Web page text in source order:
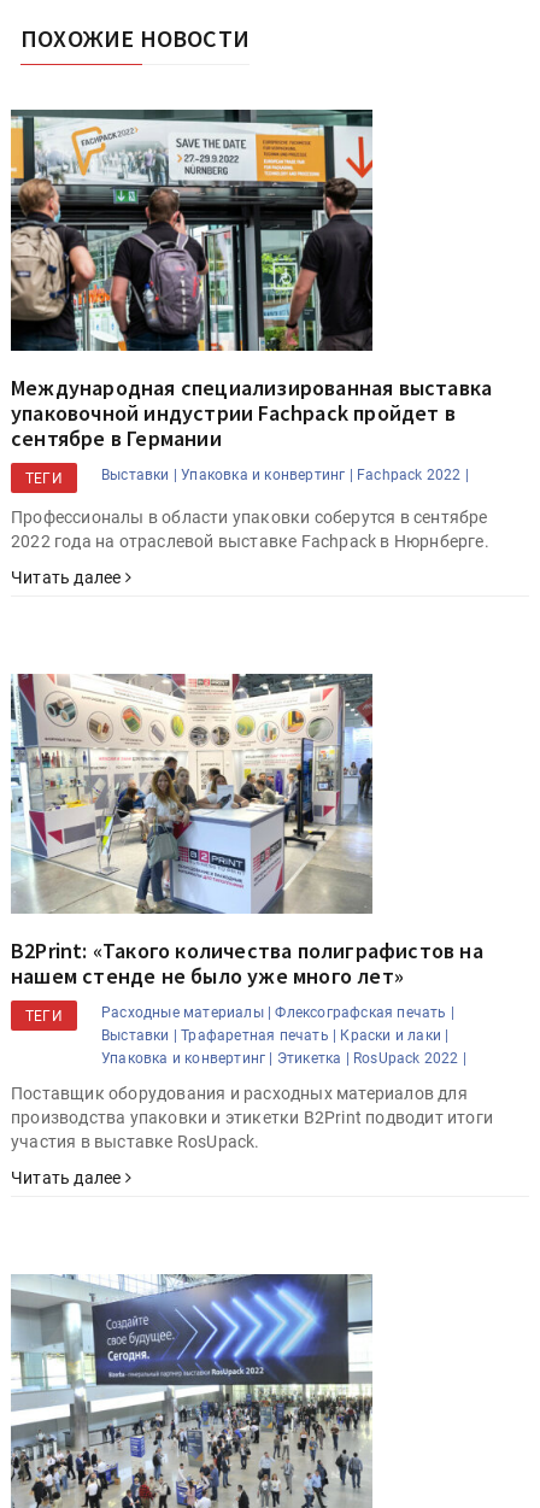
ПОХОЖИЕ НОВОСТИ
Международная специализированная выставка
упаковочной индустрии Fachpack пройдет в
сентябре в Германии
ТЕГИ Выставки | Упаковка и конвертинг | Fachpack 2022 |
Профессионалы в области упаковки соберутся в сентябре
2022 года на отраслевой выставке Fachpack в Нюрнберге.
Читать далее
B2Print: «Такого количества полиграфистов на
нашем стенде не было уже много лет»
ТЕГИ Расходные материалы |
Флексографская печать |
Выставки |
Трафаретная печать |
Краски и лаки |
Упаковка и конвертинг |
Этикетка | RosUpack 2022 |
Поставщик оборудования и расходных материалов для
производства упаковки и этикетки B2Print подводит итоги
участия в выставке RosUpack.
Читать далее